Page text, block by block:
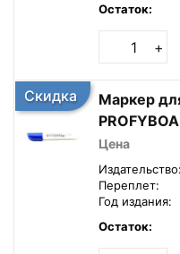
Остаток:
+
Скидка
Маркер
Цена
Издательство:
Переплет:
Год издания:
Остаток: